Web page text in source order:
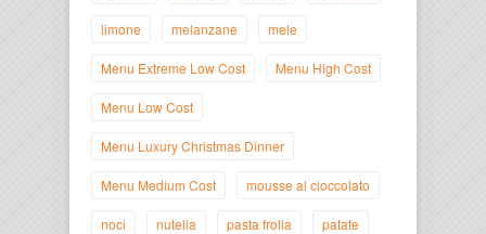
limone melanzane mele
Menu Extreme Low Cost Menu High Cost
Menu Low Cost
Menu Luxury Christmas Dinner
Menu Medium Cost mousse al cioccolato
noci nutella pasta frolla patate